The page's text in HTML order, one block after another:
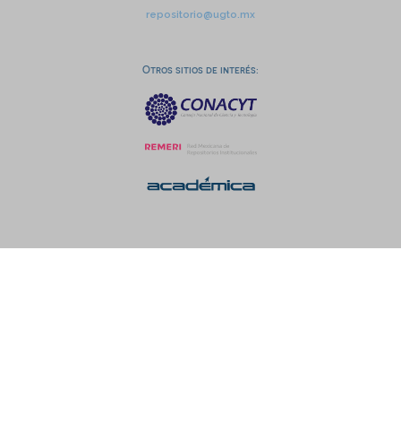
repositorio@ugto.mx
Otros sitios de interés: